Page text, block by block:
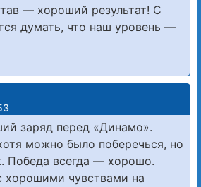
— хороший результат! С
думать, что наш уровень —
заряд перед «Динамо».
можно было поберечься, но
Победа всегда — хорошо.
хорошими чувствами на